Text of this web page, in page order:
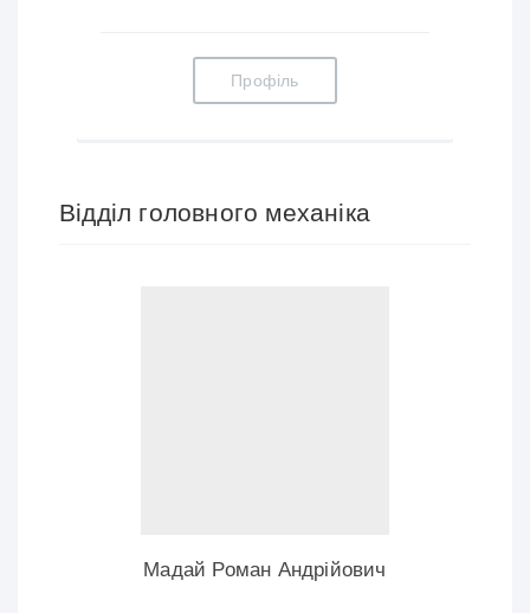
Профіль
Відділ головного механіка
Мадай Роман Андрійович